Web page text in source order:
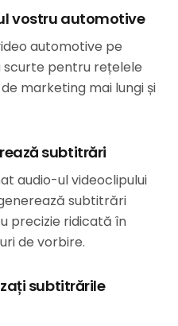
vostru automotive
automotive pe
scurte pentru rețelele
marketing mai lungi și
subtitrări
audio-ul videoclipului
subtitrări
precizie ridicată în
de vorbire.
subtitrările